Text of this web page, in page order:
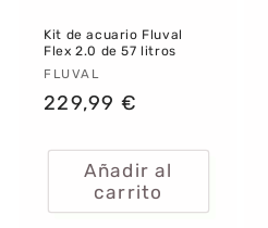
Kit de acuario Fluval
Flex 2.0 de 57 litros
Proveedor:
FLUVAL
Precio
229,99 €
Añadir al
carrito